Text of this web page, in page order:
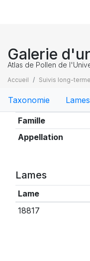
Galerie
Atlas de Pollen de
Accueil Suivis long-terme
Taxonomie Lames
Taxonomie
Famille
Appellation
Lames
Lame
18817